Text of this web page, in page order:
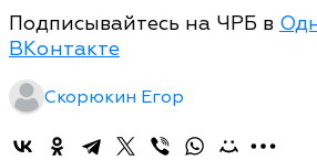
Подписывайтесь на ЧРБ в
ВКонтакте
Скорюкин Егор